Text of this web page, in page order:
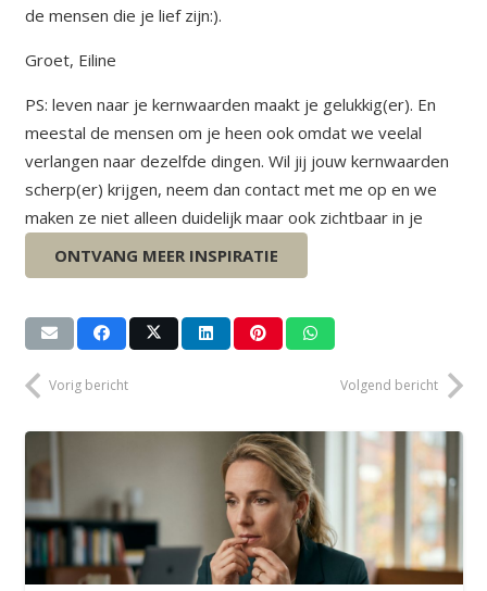
de mensen die je lief zijn:).
Groet, Eiline
PS: leven naar je kernwaarden maakt je gelukkig(er). En
meestal de mensen om je heen ook omdat we veelal
verlangen naar dezelfde dingen. Wil jij jouw kernwaarden
scherp(er) krijgen, neem dan contact met me op en we
maken ze niet alleen duidelijk maar ook zichtbaar in je
leven!ONTVANG MEER INSPIRATIE
Vorig bericht Volgend bericht